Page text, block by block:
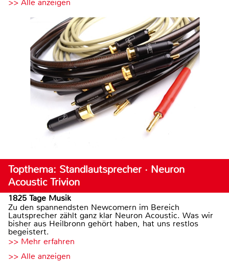
Topthema: Standlautsprecher · Neuron
Acoustic Trivion
1825 Tage Musik
Zu den spannendsten Newcomern im Bereich
Lautsprecher zählt ganz klar Neuron Acoustic. Was wir
bisher aus Heilbronn gehört haben, hat uns restlos
begeistert.
>> Mehr erfahren
>> Alle anzeigen